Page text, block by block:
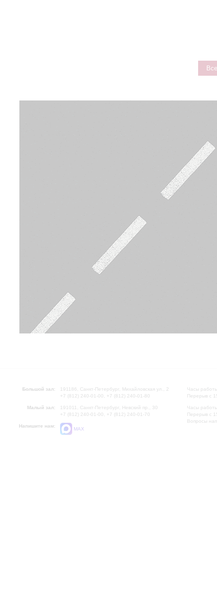
Большой зал:
191186, Санкт-Петербург, Михайловская ул., 2
+7 (812) 240-01-00, +7 (812) 240-01-80
Малый зал:
191011, Санкт-Петербург, Невский пр., 30
+7 (812) 240-01-00, +7 (812) 240-01-70
Напишите нам:
MAX
Часы
Перерыв с
Часы
Перерыв с
Вопросы